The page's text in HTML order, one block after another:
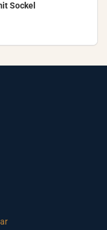
So­ckel